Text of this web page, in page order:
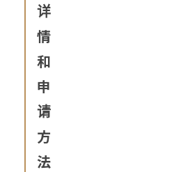
详
情
和
申
请
方
法